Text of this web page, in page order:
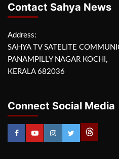
Contact Sahya News
Address:
SAHYA TV SATELITE
PANAMPILLY NAGAR KOCHI,
KERALA 682036
Connect Social Media